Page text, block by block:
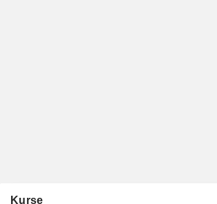
Kurse